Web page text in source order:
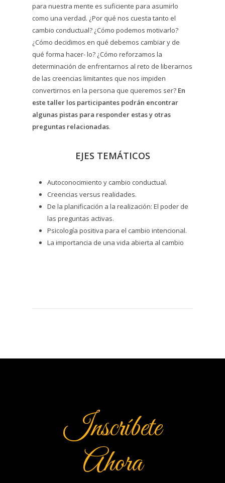
para nuestra mente es suficiente para asumirlo
como una verdad. ¿Por qué nos cuesta tanto el
cambio conductual? ¿Cómo podemos motivarlo?
¿Cómo decidimos en qué debemos cambiar y de
qué forma hacer- lo? ¿Cómo reforzamos la
determinación de enfrentarnos al reto de liberarnos
de las creencias limitantes que nos impiden
convertirnos en la persona que queremos ser? En
este taller los participantes podrán encontrar
algunas pistas para responder estas y otras
preguntas relacionadas.
EJES TEMÁTICOS
Autoconocimiento y cambio conductual.
Creencias versus realidades.
De la planificación a la realización: El poder de
las preguntas activas.
Psicología positiva para el cambio intencional.
La importancia de una vida abierta al cambio
Inscríbete
Ahora